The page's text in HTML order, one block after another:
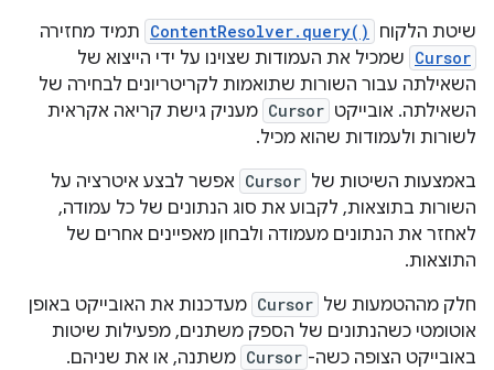
שיטת הלקוח ContentResolver.query() תמיד מחזירה
Cursor שמכיל את העמודות שצוינו על ידי הייצוא של
השאילתה עבור השורות שתואמות לקריטריונים לבחירה של
השאילתה. אובייקט Cursor מעניק גישת קריאה אקראית
לשורות ולעמודות שהוא מכיל.
באמצעות השיטות של Cursor אפשר לבצע איטרציה על
השורות בתוצאות, לקבוע את סוג הנתונים של כל עמודה,
לאחזר את הנתונים מעמודה ולבחון מאפיינים אחרים של
התוצאות.
חלק מההטמעות של Cursor מעדכנות את האובייקט באופן
אוטומטי כשהנתונים של הספק משתנים, מפעילות שיטות
באובייקט הצופה כשה- Cursor משתנה, או את שניהם.